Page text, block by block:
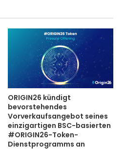
ORIGIN26 kündigt
bevorstehendes
Vorverkaufsangebot seines
einzigartigen BSC-basierten
#ORIGIN26-Token-
Dienstprogramms an